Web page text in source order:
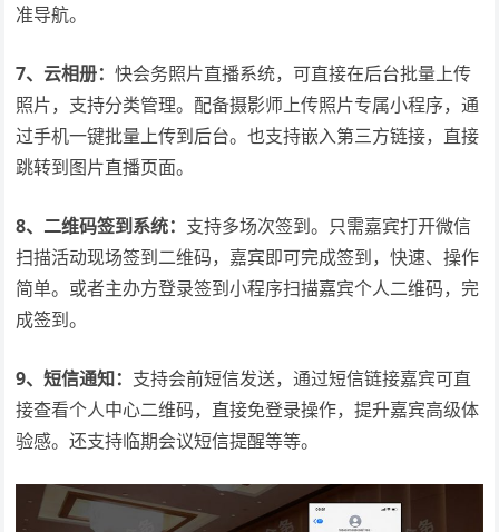
准导航。
7、云相册：快会务照片直播系统，可直接在后台批量上传
照片，支持分类管理。配备摄影师上传照片专属小程序，通
过手机一键批量上传到后台。也支持嵌入第三方链接，直接
跳转到图片直播页面。
8、二维码签到系统： 支持多场次签到。只需嘉宾打开微信
扫描活动现场签到二维码，嘉宾即可完成签到，快速、操作
简单。或者主办方登录签到小程序扫描嘉宾个人二维码，完
成签到。
9、短信通知： 支持会前短信发送，通过短信链接嘉宾可直
接查看个人中心二维码，直接免登录操作，提升嘉宾高级体
验感。还支持临期会议短信提醒等等。